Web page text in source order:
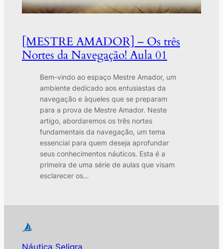
[MESTRE AMADOR] – Os três
Nortes da Navegação! Aula 01
Bem-vindo ao espaço Mestre Amador, um
ambiente dedicado aos entusiastas da
navegação e àqueles que se preparam
para a prova de Mestre Amador. Neste
artigo, abordaremos os três nortes
fundamentais da navegação, um tema
essencial para quem deseja aprofundar
seus conhecimentos náuticos. Esta é a
primeira de uma série de aulas que visam
esclarecer os…
Náutica Seligra